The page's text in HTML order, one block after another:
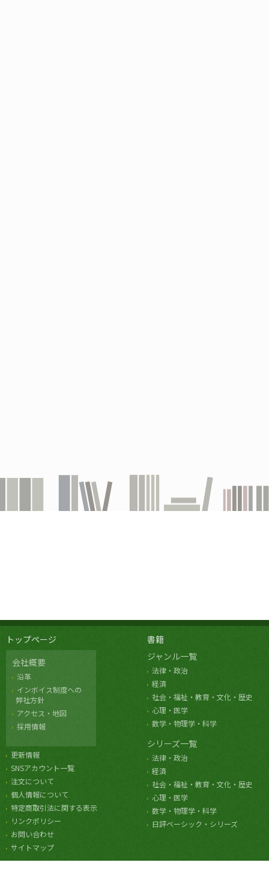
トップページ
会社概要
沿革
インボイス制度への
弊社方針
アクセス・地図
採用情報
更新情報
SNSアカウント一覧
注文について
個人情報について
特定商取引法に関する表示
リンクポリシー
お問い合わせ
サイトマップ
書籍
ジャンル一覧
法律・政治
経済
社会・福祉・教育・文化・歴史
心理・医学
数学・物理学・科学
シリーズ一覧
法律・政治
経済
社会・福祉・教育・文化・歴史
心理・医学
数学・物理学・科学
日評ベーシック・シリーズ